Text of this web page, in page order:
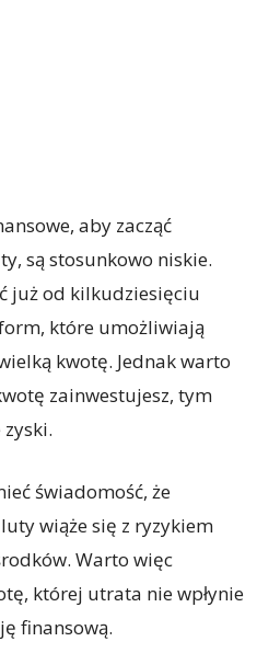
aby zacząć
są stosunkowo niskie.
już od kilkudziesięciu
które umożliwiają
kwotę. Jednak warto
zainwestujesz, tym
świadomość, że
wiąże się z ryzykiem
Warto więc
której utrata nie wpłynie
finansową.